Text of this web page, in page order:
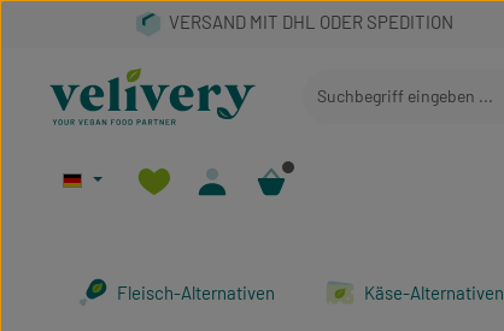
Hauptinhalt springen
Zur Suche springen
Zur Hauptnavigation springen
Fleisch-Alternativen Käse-Alternativen